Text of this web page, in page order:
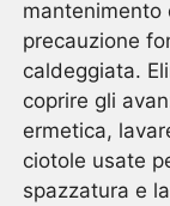
mantenimento
precauzione
caldeggiata.
coprire gli
ermetica,
ciotole usate
spazzatura e